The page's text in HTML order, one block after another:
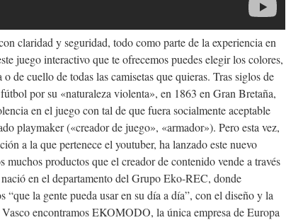
claridad y seguridad, todo como parte de la experiencia en
juego interactivo que te ofrecemos puedes elegir los colores,
de cuello de todas las camisetas que quieras. Tras siglos de
por su «naturaleza violenta», en 1863 en Gran Bretaña,
en el juego con tal de que fuera socialmente aceptable
playmaker («creador de juego», «armador»). Pero esta vez,
a la que pertenece el youtuber, ha lanzado este nuevo
muchos productos que el creador de contenido vende a través
en el departamento del Grupo Eko-REC, donde
“que la gente pueda usar en su día a día”, con el diseño y la
encontramos EKOMODO, la única empresa de Europa